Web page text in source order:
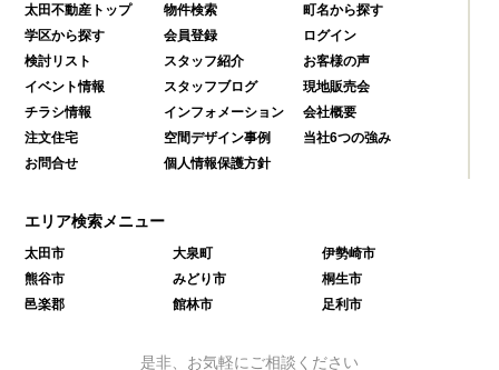
太田不動産トップ 物件検索
町名から探す
学区から探す
会員登録
ログイン
検討リスト
スタッフ紹介
お客様の声
イベント情報
スタッフブログ
現地販売会
チラシ情報
インフォメーション
会社概要
注文住宅
空間デザイン事例
当社6つの強み
お問合せ
個人情報保護方針
エリア検索メニュー
太田市 大泉町
伊勢崎市
熊谷市
みどり市
桐生市
邑楽郡
館林市 足利市
是非、お気軽にご相談ください